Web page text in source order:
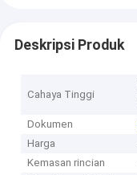
Deskripsi Produk
Cahaya Tinggi
Dokumen
Harga
Kemasan rincian